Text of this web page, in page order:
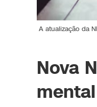
A atualização da
Nova